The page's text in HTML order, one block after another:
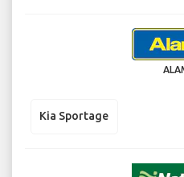
Kia Sportage